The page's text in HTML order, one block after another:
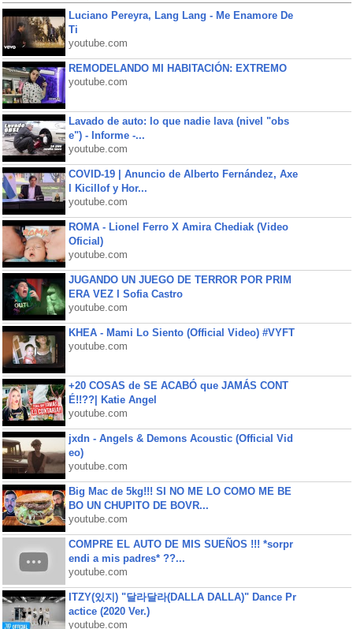
Luciano Pereyra, Lang Lang - Me Enamore De
Ti
youtube.com
REMODELANDO MI HABITACIÓN: EXTREMO
youtube.com
Lavado de auto: lo que nadie lava (nivel "obs
e") - Informe -...
youtube.com
COVID-19 | Anuncio de Alberto Fernández, Axe
l Kicillof y Hor...
youtube.com
ROMA - Lionel Ferro X Amira Chediak (Video
Oficial)
youtube.com
JUGANDO UN JUEGO DE TERROR POR PRIM
ERA VEZ l Sofia Castro
youtube.com
KHEA - Mami Lo Siento (Official Video) #VYFT
youtube.com
+20 COSAS de SE ACABÓ que JAMÁS CONT
É!!??| Katie Angel
youtube.com
jxdn - Angels & Demons Acoustic (Official Vid
eo)
youtube.com
Big Mac de 5kg!!! SI NO ME LO COMO ME BE
BO UN CHUPITO DE BOVR...
youtube.com
COMPRE EL AUTO DE MIS SUEÑOS !!! *sorpr
endi a mis padres* ??...
youtube.com
ITZY(있지) "달라달라(DALLA DALLA)" Dance Pr
actice (2020 Ver.)
youtube.com